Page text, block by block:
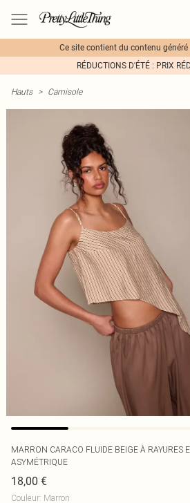
Ce site contient du contenu
RÉDUCTIONS D'ÉTÉ : PRIX
Hauts > Camisole
MARRON CARACO FLUIDE BEIGE À RAYURES
ASYMÉTRIQUE
18,00 €
Couleur: Marron